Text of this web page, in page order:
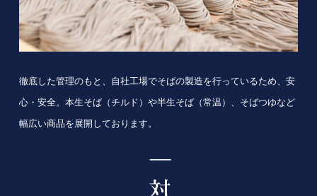
徹底した管理のもと、自社工場でそばの製造を行っているため、安
心・安全。本生そば（チルド）や半生そば（常温）、そばつゆなど
幅広い商品を展開しております。